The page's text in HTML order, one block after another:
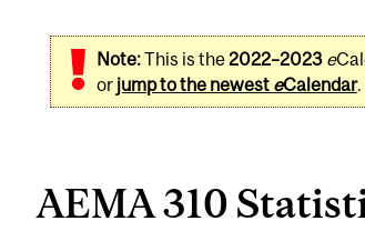
Note:This is the2022–2023 e
or jump to the newest eCalendar.
AEMA 310